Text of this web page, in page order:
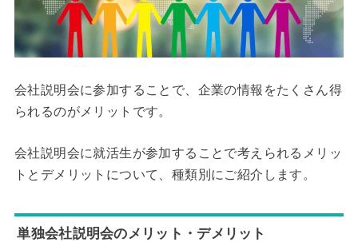
会社説明会に参加することで、企業の情報をたくさん得
られるのがメリットです。
会社説明会に就活生が参加することで考えられるメリッ
トとデメリットについて、種類別にご紹介します。
単独会社説明会のメリット・デメリット